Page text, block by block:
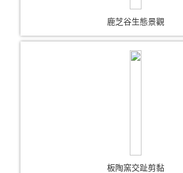
鹿芝谷生態景觀
板陶窯交趾剪黏